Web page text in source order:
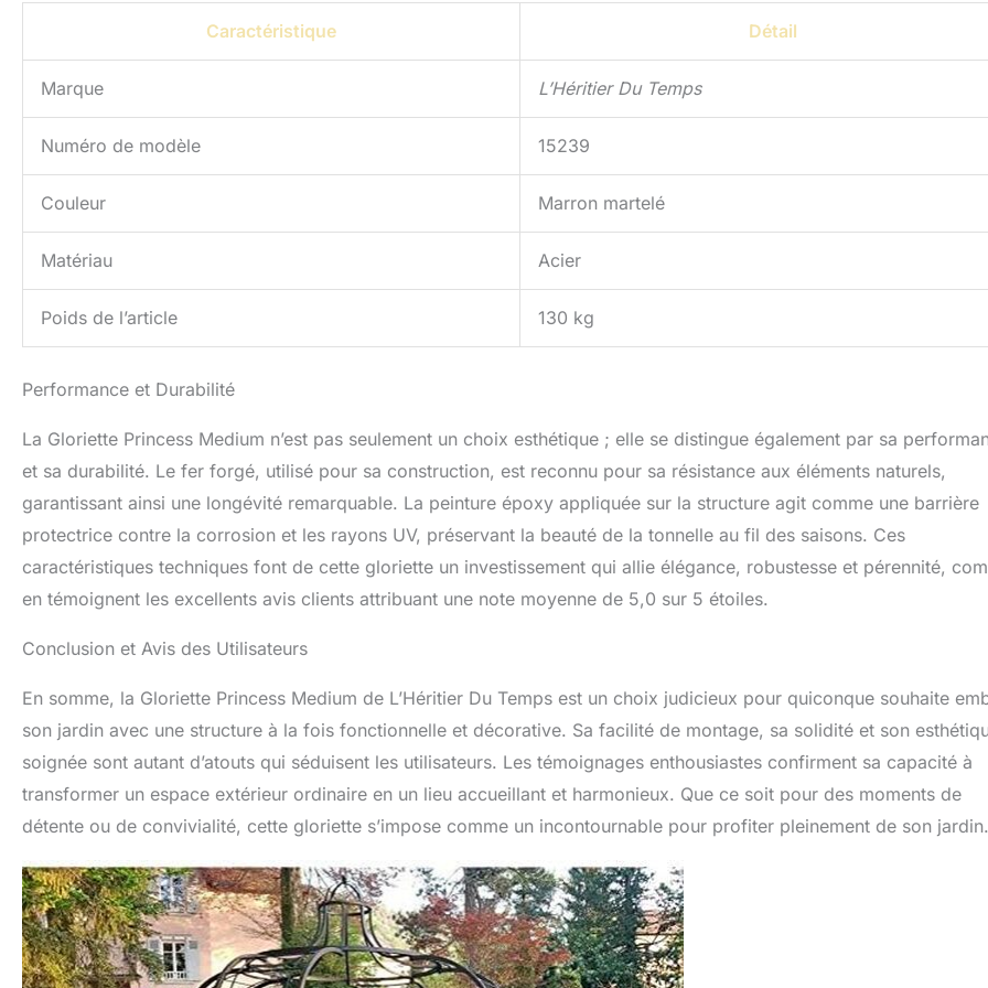
Caractéristique Détail
Marque L’Héritier Du Temps
Numéro de modèle 15239
Couleur Marron martelé
Matériau Acier
Poids de l’article 130 kg
Performance et Durabilité
La Gloriette Princess Medium n’est pas seulement un choix esthétique ; elle se distingue également par sa
et sa durabilité. Le fer forgé, utilisé pour sa construction, est reconnu pour sa résistance aux éléments naturels,
garantissant ainsi une longévité remarquable. La peinture époxy appliquée sur la structure agit comme une barrière
protectrice contre la corrosion et les rayons UV, préservant la beauté de la tonnelle au fil des saisons. Ces
caractéristiques techniques font de cette gloriette un investissement qui allie élégance, robustesse et pérennité,
en témoignent les excellents avis clients attribuant une note moyenne de 5,0 sur 5 étoiles.
Conclusion et Avis des Utilisateurs
En somme, la Gloriette Princess Medium de L’Héritier Du Temps est un choix judicieux pour quiconque souhaite
son jardin avec une structure à la fois fonctionnelle et décorative. Sa facilité de montage, sa solidité et son
soignée sont autant d’atouts qui séduisent les utilisateurs. Les témoignages enthousiastes confirment sa capacité à
transformer un espace extérieur ordinaire en un lieu accueillant et harmonieux. Que ce soit pour des moments de
détente ou de convivialité, cette gloriette s’impose comme un incontournable pour profiter pleinement de son jardin.